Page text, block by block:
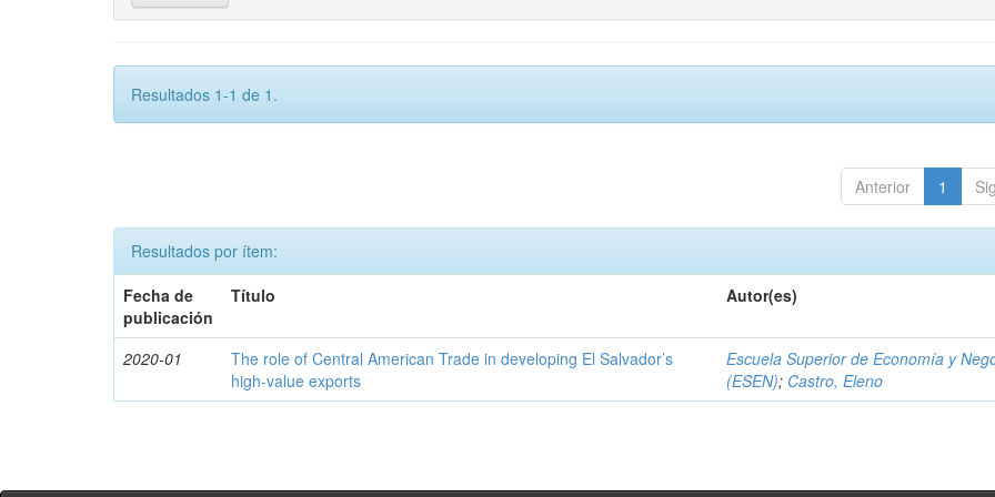
Resultados 1-1 de 1.
Anterior 1
Resultados por ítem:
Fecha de
publicación
Título Autor(es)
2020-01
The role of Central American Trade in developing El Salvador’s
high-value exports
Escuela Superior de Economía y
(ESEN); Castro, Eleno